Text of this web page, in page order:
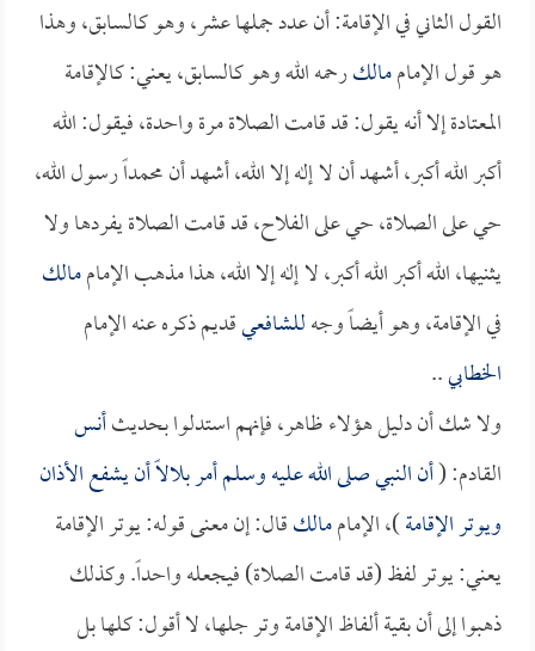
القول الثاني في الإقامة: أن عدد جملها عشر، وهو كالسابق، وهذا
هو قول الإماممالكرحمه الله وهو كالسابق، يعني: كالإقامة
المعتادة إلا أنه يقول: قد قامت الصلاة مرة واحدة، فيقول: الله
أكبر الله أكبر، أشهد أن لا إله إلا الله، أشهد أن محمداً رسول الله،
حي على الصلاة، حي على الفلاح، قد قامت الصلاة يفردها ولا
يثنيها، الله أكبر الله أكبر، لا إله إلا الله، هذا مذهب الإماممالك
في الإقامة، وهو أيضاً وجهللشافعيقديم ذكره عنه الإمام
الخطابي..
ولا شك أن دليل هؤلاء ظاهر، فإنهم استدلوا بحديثأنس
القادم: (أن النبي صلى الله عليه وسلم أمربلالاًأن يشفع الأذان
ويوتر الإقامة)، الإماممالكقال: إن معنى قوله: يوتر الإقامة
يعني: يوتر لفظ (قد قامت الصلاة) فيجعله واحداً. وكذلك
ذهبوا إلى أن بقية ألفاظ الإقامة وتر جلها، لا أقول: كلها بل